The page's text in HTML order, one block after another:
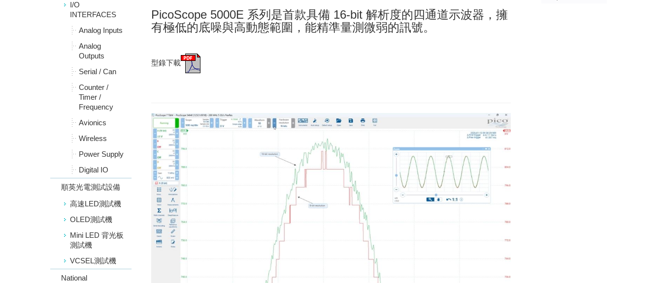
I/O
INTERFACES
Analog Inputs
Analog
Outputs
Serial / Can
Counter /
Timer /
Frequency
Avionics
Wireless
Power Supply
Digital IO
順英光電測試設備
高速LED測試機
OLED測試機
Mini LED 背光板
測試機
VCSEL測試機
National
PicoScope 5000E 系列是首款具備 16-bit 解析度的四通道示波器，擁
有極低的底噪與高動態範圍，能精準量測微弱的訊號。
型錄下載